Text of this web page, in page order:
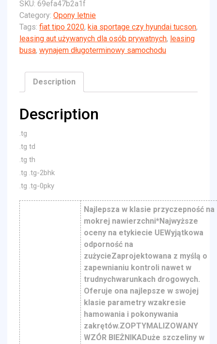
SKU: 69efa47b2a1f
Category: Opony letnie
Tags: fiat tipo 2020, kia sportage czy hyundai tucson,
leasing aut używanych dla osób prywatnych, leasing
busa, wynajem długoterminowy samochodu
Description
Description
.tg
.tg td
.tg th
.tg .tg-2bhk
.tg .tg-0pky
Najlepsza w klasie przyczepność na
mokrej nawierzchni*Najwyższe
oceny na etykiecie UEWyjątkowa
odporność na
zużycieZaprojektowana z myślą o
zapewnianiu kontroli nawet w
trudnychwarunkach drogowych.
Oferuje ona najlepsze w swojej
klasie parametry wzakresie
hamowania i pokonywania
zakrętów.ZOPTYMALIZOWANY
WZÓR BIEŻNIKADuże szczeliny w